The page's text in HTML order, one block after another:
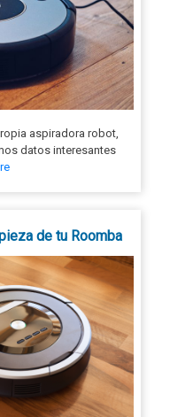
aspiradora robot,
datos interesantes
de tu Roomba